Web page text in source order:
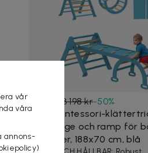
3 198 kr-50%
7-i-1 Montessori-
med båge och ramp för
månader, 188x70 cm, blå
vår
våra
annons-